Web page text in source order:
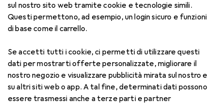
sul nostro sito web tramite cookie e tecnologie simili.
Questi permettono, ad esempio, un login sicuro e funzioni
di base come il carrello.
Se accetti tutti i cookie, ci permetti di utilizzare questi
dati per mostrarti offerte personalizzate, migliorare il
nostro negozio e visualizzare pubblicità mirata sul nostro e
su altri siti web o app. A tal fine, determinati dati possono
essere trasmessi anche a terze parti e partner
1. HudoraStand di basket All Stars
Il supporto trasportabile per casa e giardino è
dotato di ruote e regolabile in altezza. Il canestro
da basket è composto da un anello in metallo
verniciato a polvere
più